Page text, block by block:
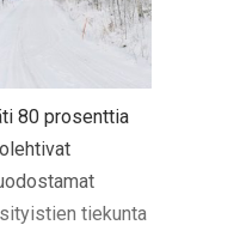
80 prosenttia
tiekunta